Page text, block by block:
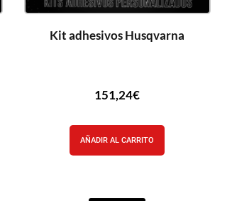
Kit adhesivos Husqvarna
151,24€
AÑADIR AL CARRITO